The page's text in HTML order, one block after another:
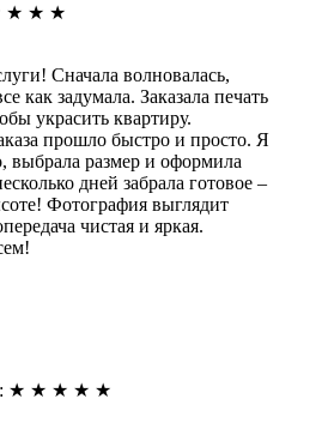
★ ★ ★
Сначала волновалась,
как задумала. Заказала печать
украсить квартиру.
прошло быстро и просто. Я
выбрала размер и оформила
дней забрала готовое –
Фотография выглядит
чистая и яркая.
: ★ ★ ★ ★ ★